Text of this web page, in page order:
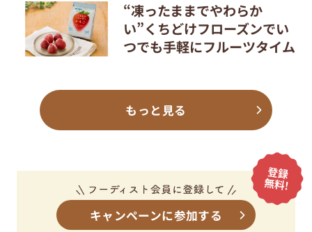
“凍ったままでやわらか
い”くちどけフローズンでい
つでも手軽にフルーツタイム
もっと見る
キャンペーンに参加する